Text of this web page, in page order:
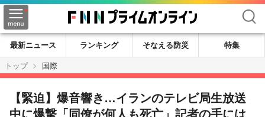
検索
最新ニュース ランキング そなえる防災
特集
トップ
国際
【緊迫】爆音響き…イランのテレビ局生放送
中に爆撃「同僚が何人も死亡」記者の手には